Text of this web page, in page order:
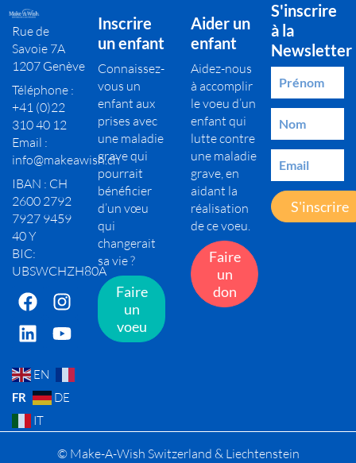
Rue de
Savoie 7A
1207 Genève
Téléphone :
+41 (0)22
310 40 12
Email :
info@makeawish.ch
IBAN : CH
2600 2792
7927 9459
40 Y
BIC:
UBSWCHZH80A
EN
FR
DE
IT
Inscrire
un enfant
Connaissez-
vous un
enfant aux
prises avec
une maladie
grave qui
pourrait
bénéficier
d’un vœu
qui
changerait
sa vie ?
Faire
un
voeu
Aider un
enfant
Aidez-nous
à accomplir
le voeu d’un
enfant qui
lutte contre
une maladie
grave, en
aidant la
réalisation
de ce voeu.
Faire
un
don
S'inscrire
à la
Newsletter
S'inscrire
© Make-A-Wish Switzerland & Liechtenstein